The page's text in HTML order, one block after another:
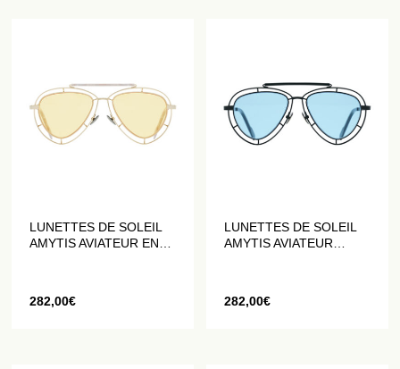
LUNETTES DE SOLEIL
AMYTIS AVIATEUR EN
282,00€
LUNETTES DE SOLEIL
AMYTIS AVIATEUR
282,00€